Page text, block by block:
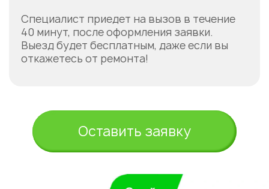
Специалист приедет на вызов в течение
40 минут, после оформления заявки.
Выезд будет бесплатным, даже если вы
откажетесь от ремонта!
Оставить заявку